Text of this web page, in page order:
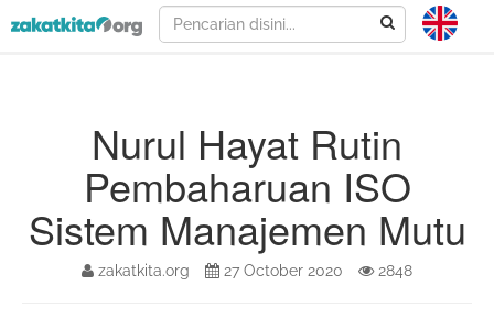
Nurul Hayat Rutin
Pembaharuan ISO
Sistem Manajemen Mutu
zakatkita.org 27 October 2020 2848